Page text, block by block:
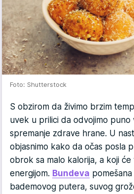
Foto: Shutterstock
S obzirom da živimo brzim
uvek u prilici da odvojimo puno
spremanje zdrave hrane. U
objasnimo kako da očas posla
obrok sa malo kalorija, a koji će
energijom. Bundeva
bademovog putera, suvog